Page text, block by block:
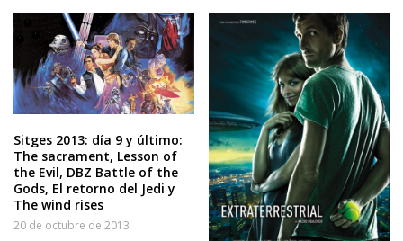
Sitges 2013: día 9 y último:
The sacrament, Lesson of
the Evil, DBZ Battle of the
Gods, El retorno del Jedi y
The wind rises
20 de octubre de 2013